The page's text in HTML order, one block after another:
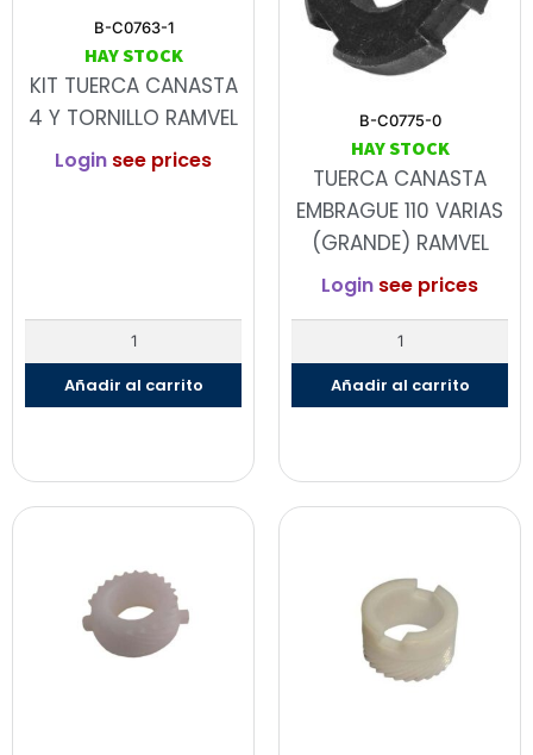
B-C0763-1
HAY STOCK
KIT TUERCA CANASTA
4 Y TORNILLO RAMVEL
Login see prices
Añadir al carrito
B-C0775-0
HAY STOCK
TUERCA CANASTA
EMBRAGUE 110 VARIAS
(GRANDE) RAMVEL
Login see prices
Añadir al carrito